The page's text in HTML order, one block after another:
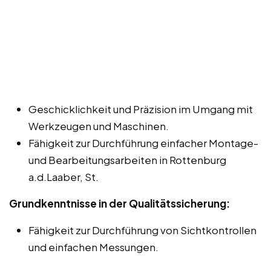
Geschicklichkeit und Präzision im Umgang mit
Werkzeugen und Maschinen.
Fähigkeit zur Durchführung einfacher Montage-
und Bearbeitungsarbeiten in Rottenburg
a.d.Laaber, St.
Grundkenntnisse in der Qualitätssicherung:
Fähigkeit zur Durchführung von Sichtkontrollen
und einfachen Messungen.